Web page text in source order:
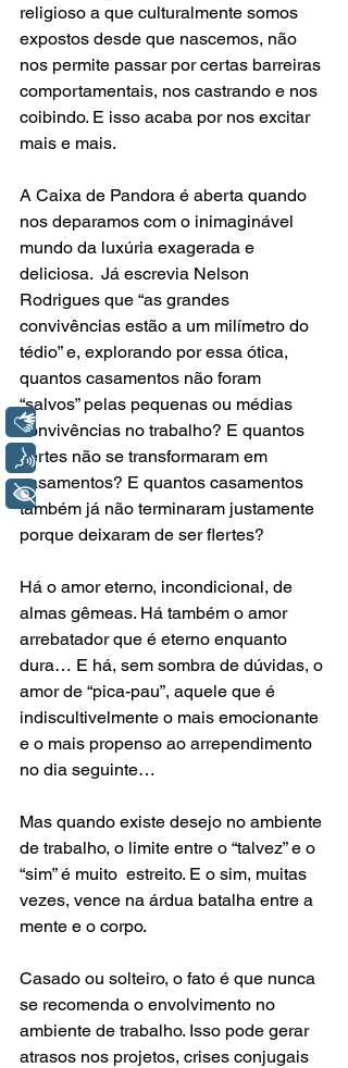
religioso a que culturalmente somos
expostos desde que nascemos, não
nos permite passar por certas barreiras
comportamentais, nos castrando e nos
coibindo. E isso acaba por nos excitar
mais e mais.
A Caixa de Pandora é aberta quando
nos deparamos com o inimaginável
mundo da luxúria exagerada e
deliciosa.  Já escrevia Nelson
Rodrigues que “as grandes
convivências estão a um milímetro do
tédio” e, explorando por essa ótica,
quantos casamentos não foram
“salvos” pelas pequenas ou médias
convivências no trabalho? E quantos
flertes não se transformaram em
casamentos? E quantos casamentos
também já não terminaram justamente
porque deixaram de ser flertes?
Há o amor eterno, incondicional, de
almas gêmeas. Há também o amor
arrebatador que é eterno enquanto
dura… E há, sem sombra de dúvidas, o
amor de “pica-pau”, aquele que é
indiscultivelmente o mais emocionante
e o mais propenso ao arrependimento
no dia seguinte…
Mas quando existe desejo no ambiente
de trabalho, o limite entre o “talvez” e o
“sim” é muito  estreito. E o sim, muitas
vezes, vence na árdua batalha entre a
mente e o corpo.
Casado ou solteiro, o fato é que nunca
se recomenda o envolvimento no
ambiente de trabalho. Isso pode gerar
atrasos nos projetos, crises conjugais
Libras
Voz
+ Acessibilidade